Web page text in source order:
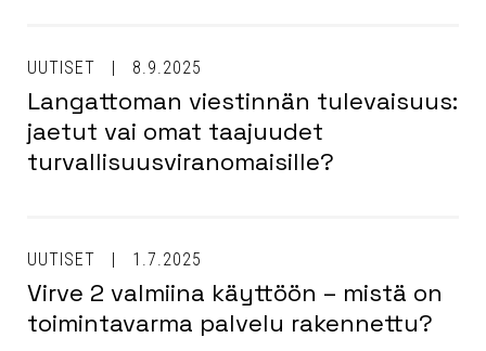
UUTISET 8.9.2025
Langattoman viestinnän tulevaisuus:
jaetut vai omat taajuudet
turvallisuusviranomaisille?
UUTISET 1.7.2025
Virve 2 valmiina käyttöön – mistä on
toimintavarma palvelu rakennettu?